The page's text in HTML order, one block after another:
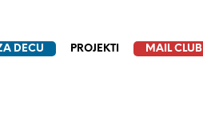
DECU PROJEKTI MAIL CLUB